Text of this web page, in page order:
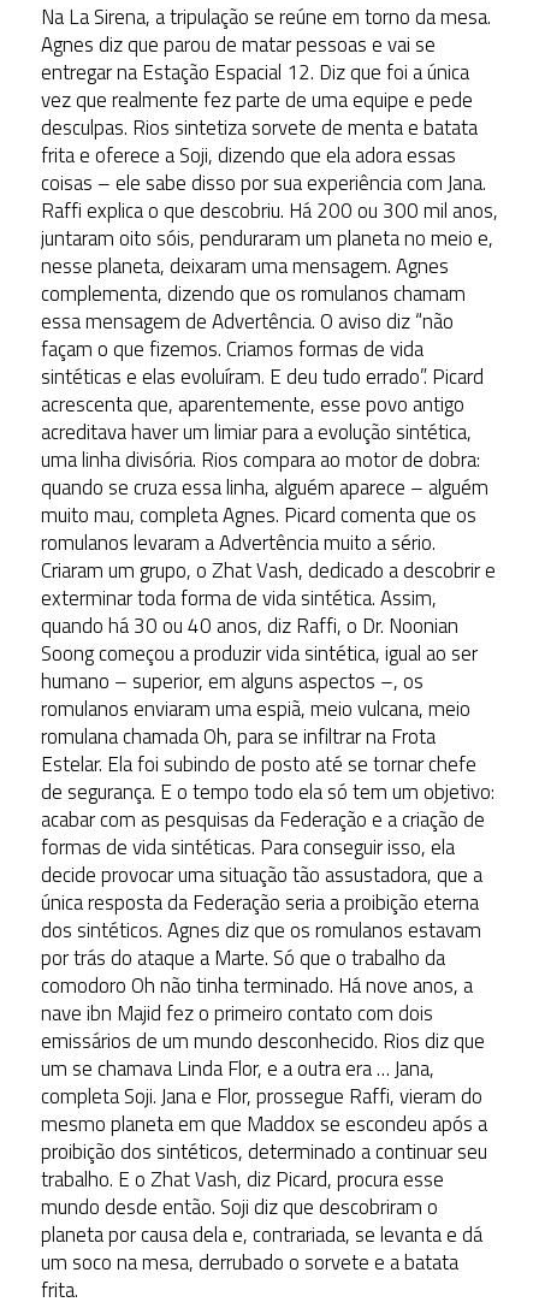
Na La Sirena, a tripulação se reúne em torno da mesa.
Agnes diz que parou de matar pessoas e vai se
entregar na Estação Espacial 12. Diz que foi a única
vez que realmente fez parte de uma equipe e pede
desculpas. Rios sintetiza sorvete de menta e batata
frita e oferece a Soji, dizendo que ela adora essas
coisas – ele sabe disso por sua experiência com Jana.
Raffi explica o que descobriu. Há 200 ou 300 mil anos,
juntaram oito sóis, penduraram um planeta no meio e,
nesse planeta, deixaram uma mensagem. Agnes
complementa, dizendo que os romulanos chamam
essa mensagem de Advertência. O aviso diz “não
façam o que fizemos. Criamos formas de vida
sintéticas e elas evoluíram. E deu tudo errado”. Picard
acrescenta que, aparentemente, esse povo antigo
acreditava haver um limiar para a evolução sintética,
uma linha divisória. Rios compara ao motor de dobra:
quando se cruza essa linha, alguém aparece – alguém
muito mau, completa Agnes. Picard comenta que os
romulanos levaram a Advertência muito a sério.
Criaram um grupo, o Zhat Vash, dedicado a descobrir e
exterminar toda forma de vida sintética. Assim,
quando há 30 ou 40 anos, diz Raffi, o Dr. Noonian
Soong começou a produzir vida sintética, igual ao ser
humano – superior, em alguns aspectos –, os
romulanos enviaram uma espiã, meio vulcana, meio
romulana chamada Oh, para se infiltrar na Frota
Estelar. Ela foi subindo de posto até se tornar chefe
de segurança. E o tempo todo ela só tem um objetivo:
acabar com as pesquisas da Federação e a criação de
formas de vida sintéticas. Para conseguir isso, ela
decide provocar uma situação tão assustadora, que a
única resposta da Federação seria a proibição eterna
dos sintéticos. Agnes diz que os romulanos estavam
por trás do ataque a Marte. Só que o trabalho da
comodoro Oh não tinha terminado. Há nove anos, a
nave ibn Majid fez o primeiro contato com dois
emissários de um mundo desconhecido. Rios diz que
um se chamava Linda Flor, e a outra era … Jana,
completa Soji. Jana e Flor, prossegue Raffi, vieram do
mesmo planeta em que Maddox se escondeu após a
proibição dos sintéticos, determinado a continuar seu
trabalho. E o Zhat Vash, diz Picard, procura esse
mundo desde então. Soji diz que descobriram o
planeta por causa dela e, contrariada, se levanta e dá
um soco na mesa, derrubado o sorvete e a batata
frita.